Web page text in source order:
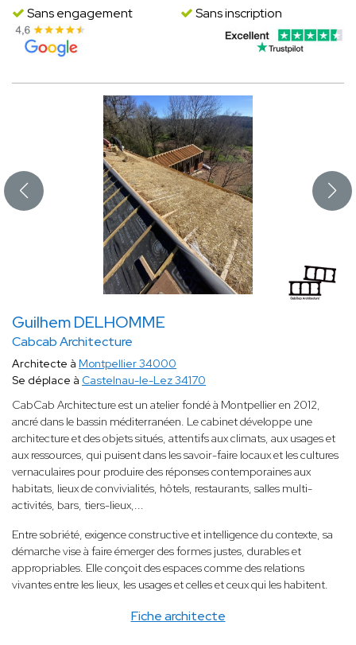
Sans engagement
Sans inscription
Guilhem DELHOMME
Cabcab Architecture
Fiche architecte
Architecte à Montpellier 34000
Se déplace à Castelnau-le-Lez 34170
CabCab Architecture est un atelier fondé à Montpellier en 2012,
ancré dans le bassin méditerranéen. Le cabinet développe une
architecture et des objets situés, attentifs aux climats, aux usages et
aux ressources, qui puisent dans les savoir-faire locaux et les cultures
vernaculaires pour produire des réponses contemporaines aux
habitats, lieux de convivialités, hôtels, restaurants, salles multi-
activités, bars, tiers-lieux,...
Entre sobriété, exigence constructive et intelligence du contexte, sa
démarche vise à faire émerger des formes justes, durables et
appropriables. Elle conçoit des espaces comme des relations
vivantes entre les lieux, les usages et celles et ceux qui les habitent.